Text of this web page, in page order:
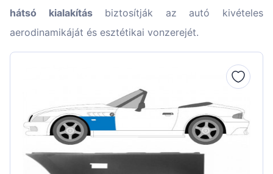
hátsó kialakításbiztosítják az autó kivételes
aerodinamikáját és esztétikai vonzerejét.